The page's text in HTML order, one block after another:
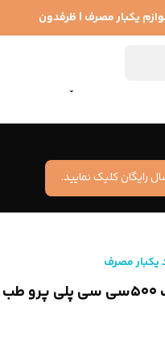
یکبار مصرف | ظرفدون
رایگان کلیک نمایید.
یکبار مصرف